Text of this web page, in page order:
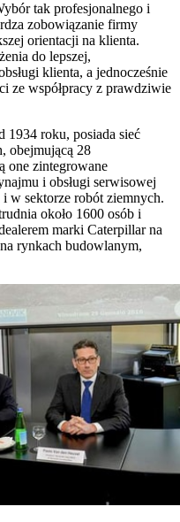
tak profesjonalnego i
zobowiązanie firmy
orientacji na klienta.
do lepszej,
klienta, a jednocześnie
ze współpracy z prawdziwie
1934 roku, posiada sieć
obejmującą 28
one zintegrowane
i obsługi serwisowej
w sektorze robót ziemnych.
około 1600 osób i
marki Caterpillar na
rynkach budowlanym,